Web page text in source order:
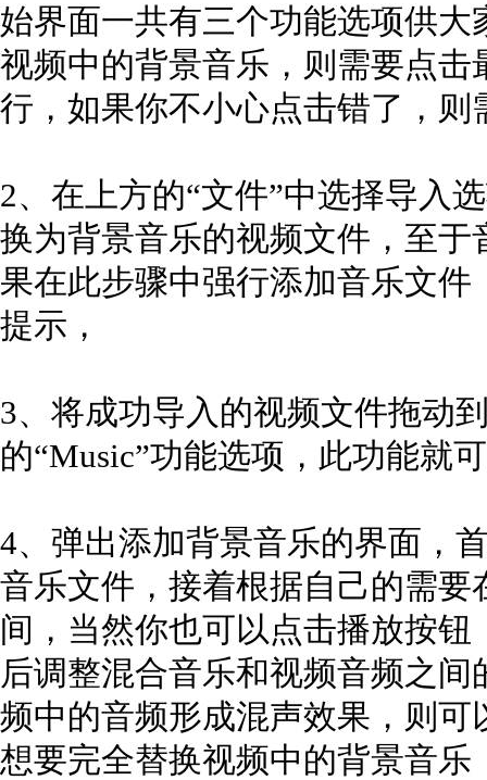
始界面一共有三个功能选项供
视频中的背景音乐，则需要点击
行，如果你不小心点击错了，
2、在上方的“文件”中选择导入
换为背景音乐的视频文件，至
果在此步骤中强行添加音乐文
提示，
3、将成功导入的视频文件拖动
的“Music”功能选项，此功能就
4、弹出添加背景音乐的界面，
音乐文件，接着根据自己的需要
间，当然你也可以点击播放按
后调整混合音乐和视频音频之
频中的音频形成混声效果，则
想要完全替换视频中的背景音乐